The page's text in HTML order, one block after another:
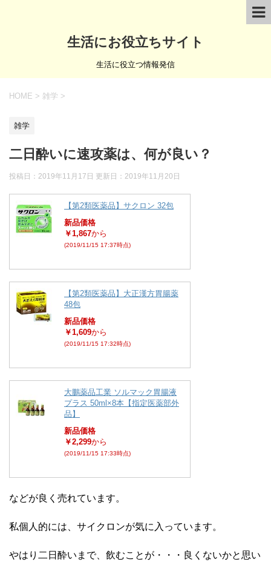
生活にお役立ちサイト
生活に役立つ情報発信
HOME > 雑学 >
雑学
二日酔いに速攻薬は、何が良い？
投稿日：2019年11月17日 更新日： 2019年11月20日
【第2類医薬品】サクロン 32包
新品価格
￥1,867から
(2019/11/15 17:37時点)
【第2類医薬品】大正漢方胃腸薬
48包
新品価格
￥1,609から
(2019/11/15 17:32時点)
大鵬薬品工業 ソルマック胃腸液
プラス 50ml×8本【指定医薬部外
品】
新品価格
￥2,299から
(2019/11/15 17:33時点)
などが良く売れています。
私個人的には、サイクロンが気に入っています。
やはり二日酔いまで、飲むことが・・・良くないかと思い